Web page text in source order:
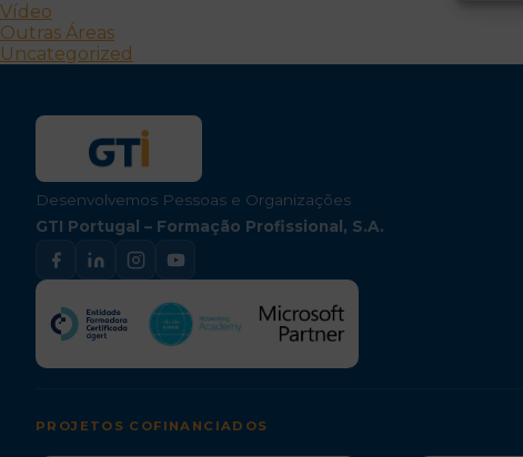
Vídeo
Outras Áreas
Uncategorized
Desenvolvemos Pessoas e Organizações
GTI Portugal – Formação Profissional, S.A.
PROJETOS COFINANCIADOS